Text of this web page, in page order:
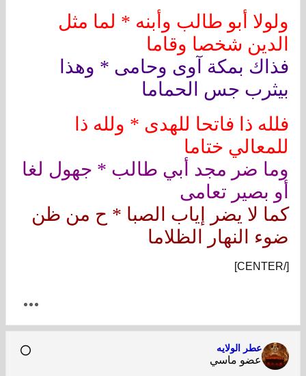
ولولا أبو طالب وأبنه * لما مثل
الدين شخصا وقاما
فذاك بمكة آوى وحامى * وهذا
بيثرب جس الحماما
فلله ذا فاتحا للهدى * ولله ذا
للمعالي ختاما
وما ضر مجد أبي طالب * جهول لغا
أو بصير تعامى
كما لا يضر إياب الصبا * ح من ظن
ضوء النهار الظلاما
[/CENTER]
عطر الولايه
عضو ماسي